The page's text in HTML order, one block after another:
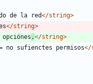
de la red</string>
</string>
.</string>
sufienctes permisos</